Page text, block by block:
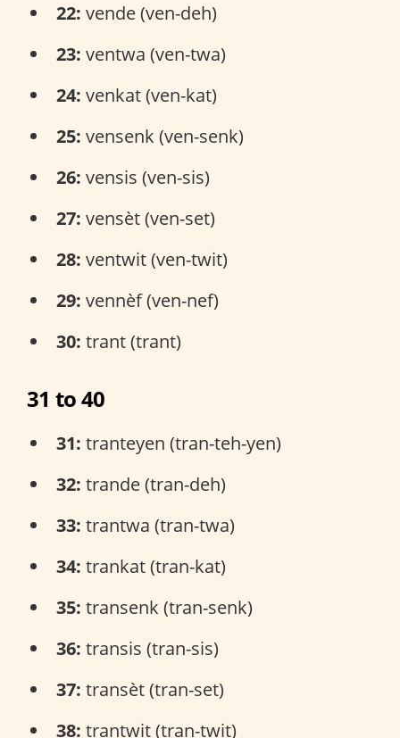
22: vende (ven-deh)
23: ventwa (ven-twa)
24: venkat (ven-kat)
25: vensenk (ven-senk)
26: vensis (ven-sis)
27: vensèt (ven-set)
28: ventwit (ven-twit)
29: vennèf (ven-nef)
30: trant (trant)
31 to 40
31: tranteyen (tran-teh-yen)
32: trande (tran-deh)
33: trantwa (tran-twa)
34: trankat (tran-kat)
35: transenk (tran-senk)
36: transis (tran-sis)
37: transèt (tran-set)
38: trantwit (tran-twit)